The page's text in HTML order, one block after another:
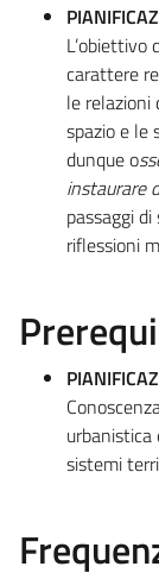
L’obiettivo
carattere
le
spazio e le
dunque o
instaurare
passaggi
riflessioni
urbanistica
sistemi